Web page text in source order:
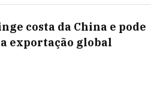
costa da China e pode
exportação global